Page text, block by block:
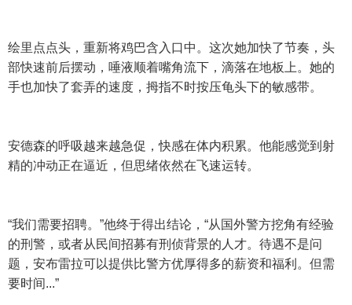
绘里点点头，重新将鸡巴含入口中。这次她加快了节奏，头
部快速前后摆动，唾液顺着嘴角流下，滴落在地板上。她的
手也加快了套弄的速度，拇指不时按压龟头下的敏感带。
安德森的呼吸越来越急促，快感在体内积累。他能感觉到射
精的冲动正在逼近，但思绪依然在飞速运转。
“我们需要招聘。”他终于得出结论，“从国外警方挖角有经验
的刑警，或者从民间招募有刑侦背景的人才。待遇不是问
题，安布雷拉可以提供比警方优厚得多的薪资和福利。但需
要时间...”